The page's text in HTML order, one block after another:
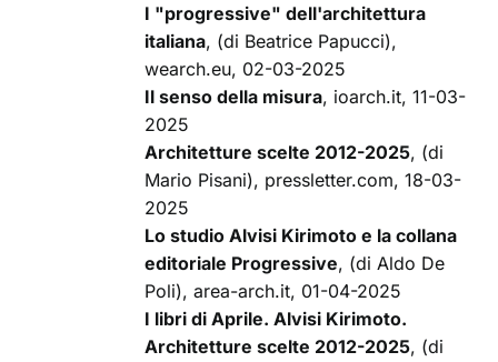
I "progressive" dell'architettura
italiana, (di Beatrice Papucci),
wearch.eu, 02-03-2025
Il senso della misura, ioarch.it, 11-03-
2025
Architetture scelte 2012-2025, (di
Mario Pisani), pressletter.com, 18-03-
2025
Lo studio Alvisi Kirimoto e la collana
editoriale Progressive, (di Aldo De
Poli), area-arch.it, 01-04-2025
I libri di Aprile. Alvisi Kirimoto.
Architetture scelte 2012-2025, (di